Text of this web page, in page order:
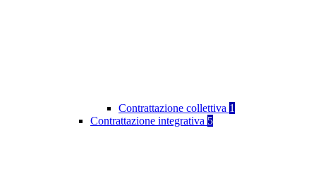
Contrattazione collettiva 1
Contrattazione integrativa 5